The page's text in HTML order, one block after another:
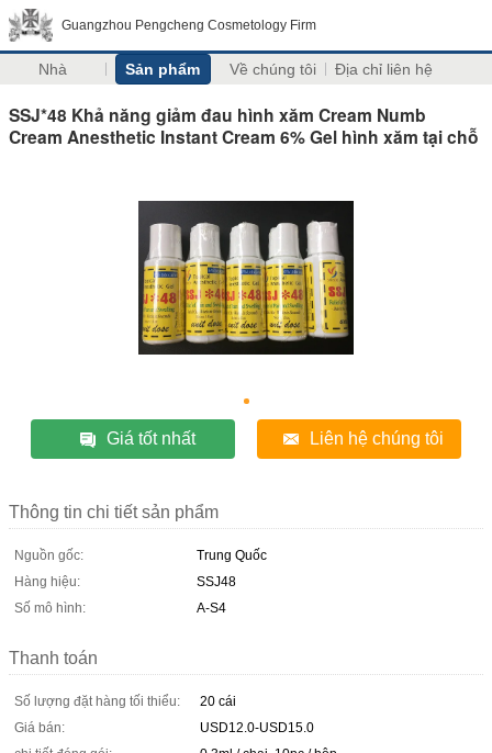
Guangzhou Pengcheng Cosmetology Firm
Nhà Sản phẩm Về chúng tôi Địa chỉ liên hệ
SSJ*48 Khả năng giảm đau hình xăm Cream Numb
Cream Anesthetic Instant Cream 6% Gel hình xăm tại chỗ
Giá tốt nhất Liên hệ chúng tôi
Thông tin chi tiết sản phẩm
Nguồn gốc:
Trung Quốc
Hàng hiệu:
SSJ48
Số mô hình:
A-S4
Thanh toán
Số lượng đặt hàng tối thiểu:
20 cái
Giá bán:
USD12.0-USD15.0